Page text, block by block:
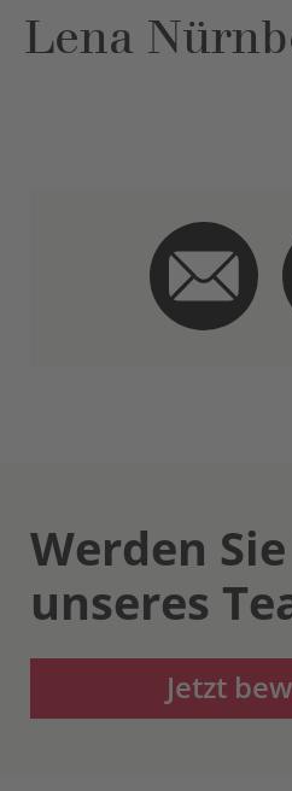
Lena
Werden
unseres
Jetzt